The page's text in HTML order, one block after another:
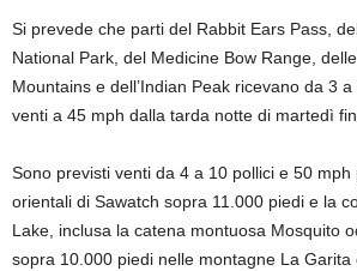
Si prevede che parti del Rabbit Ears Pass,
National Park, del Medicine Bow Range,
Mountains e dell’Indian Peak ricevano da 3
venti a 45 mph dalla tarda notte di martedì
Sono previsti venti da 4 a 10 pollici e 50
orientali di Sawatch sopra 11.000 piedi e la
Lake, inclusa la catena montuosa Mosquito
sopra 10.000 piedi nelle montagne La